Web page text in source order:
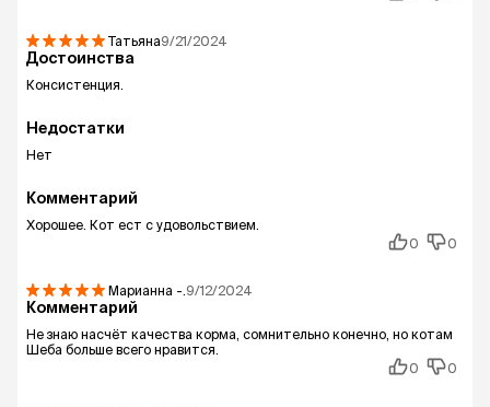
Татьяна9/21/2024
Достоинства
Консистенция.
Недостатки
Нет
Комментарий
Хорошее. Кот ест с удовольствием.
0
0
Марианна -. 9/12/2024
Комментарий
Не знаю насчёт качества корма, сомнительно конечно, но котам
Шеба больше всего нравится.
0
0